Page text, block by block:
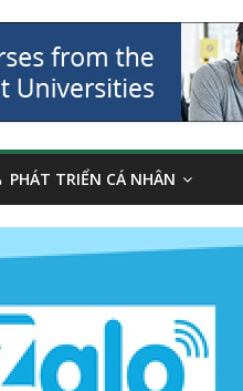
PHÁT TRIỂN CÁ NHÂN